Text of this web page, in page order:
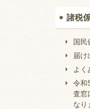
諸税
国民
届け
よく
令和
査窓
なり